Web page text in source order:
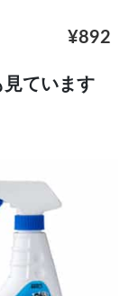
¥892
見ています